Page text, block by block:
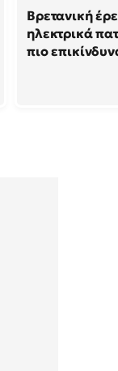
Βρετανική
ηλεκτρικά
πιο